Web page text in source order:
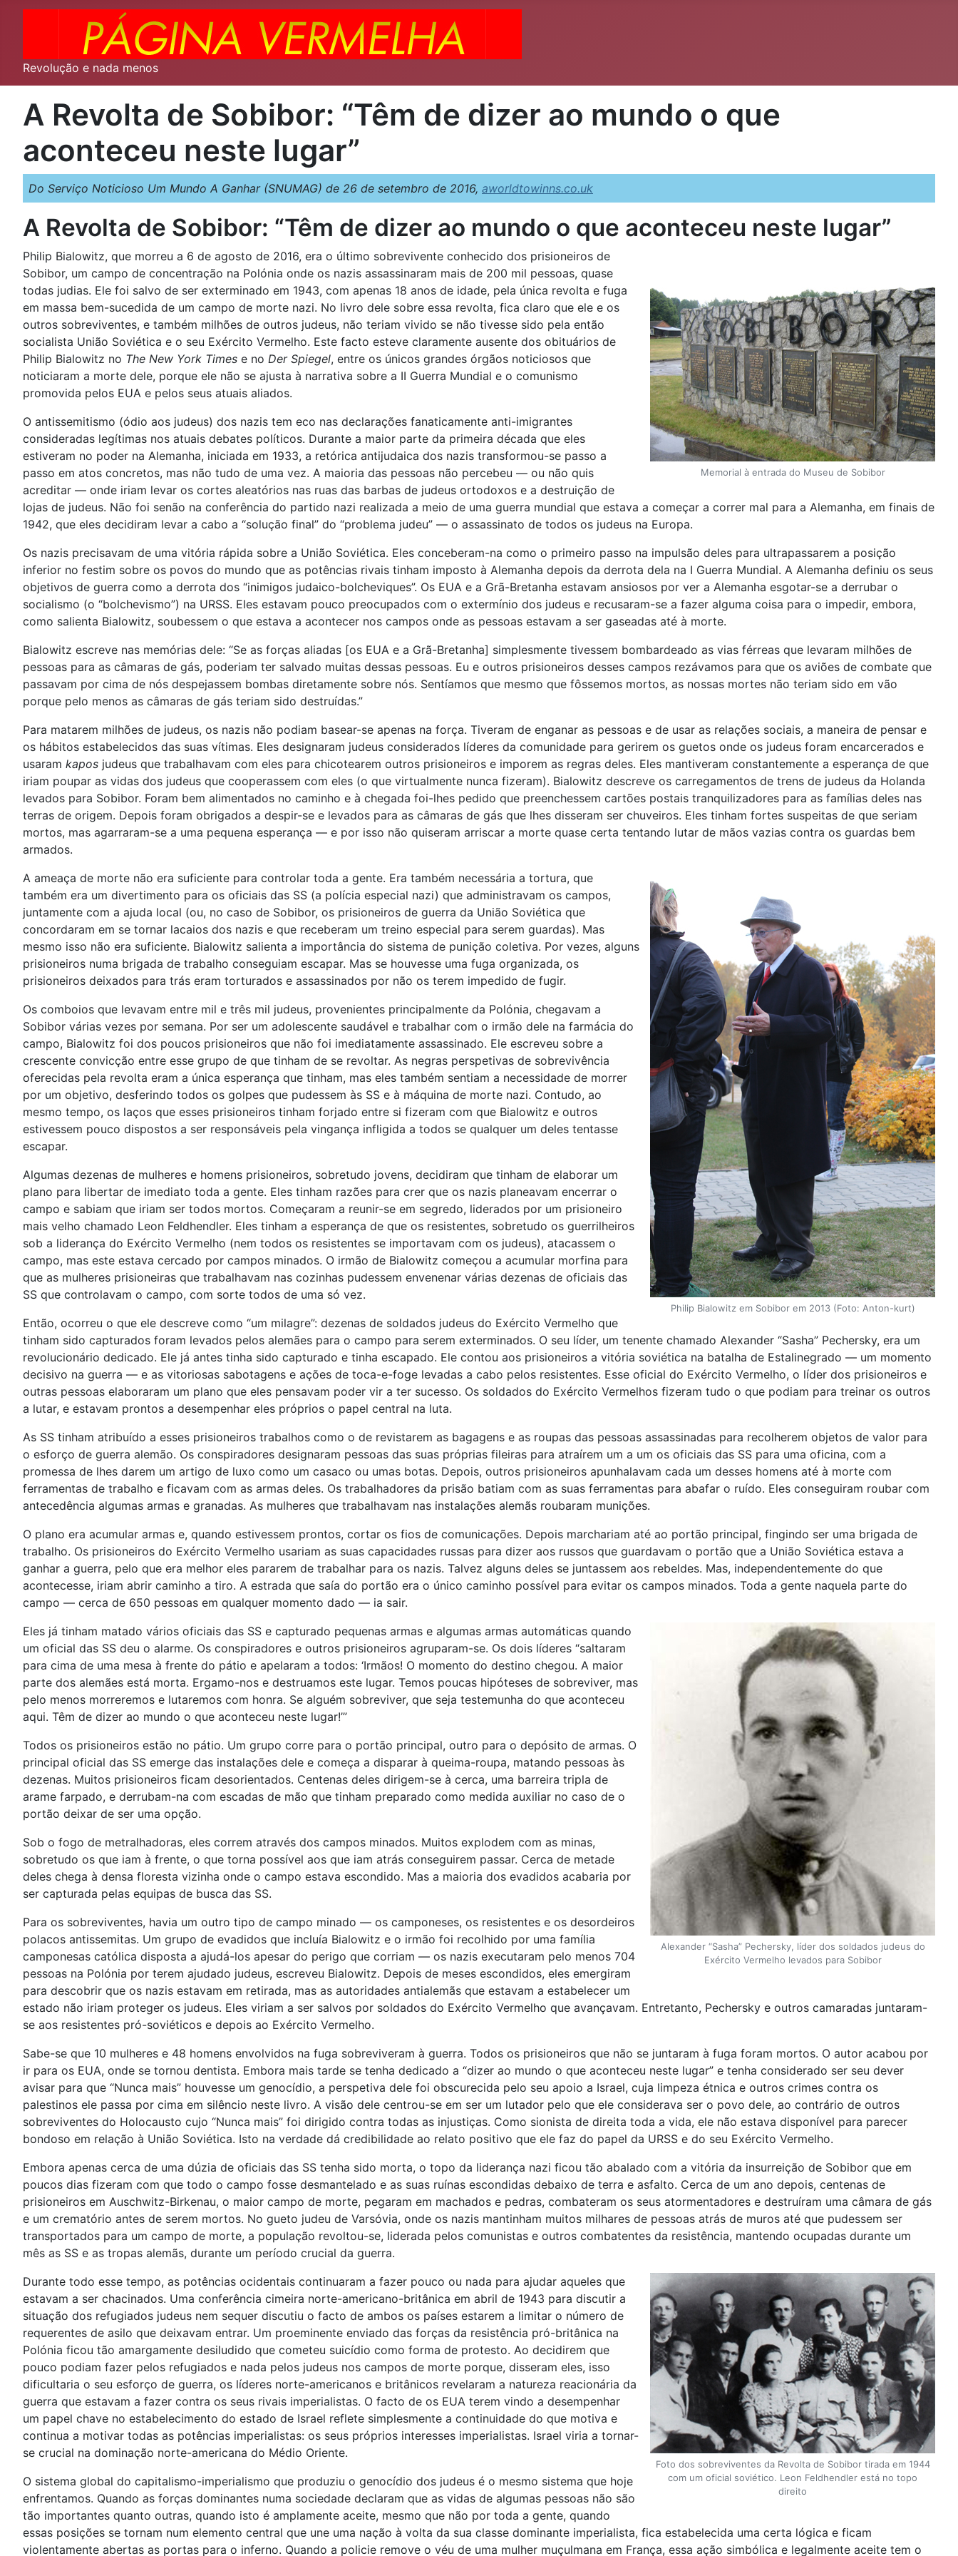
Revolução e nada menos
A Revolta de Sobibor: “Têm de dizer ao mundo o que
aconteceu neste lugar”
Do Serviço Noticioso Um Mundo A Ganhar (SNUMAG) de 26 de setembro de 2016, aworldtowinns.co.uk
A Revolta de Sobibor: “Têm de dizer ao mundo o que aconteceu neste lugar”
Memorial à entrada do Museu de Sobibor
Philip Bialowitz, que morreu a 6 de agosto de 2016, era o último sobrevivente conhecido dos prisioneiros de
Sobibor, um campo de concentração na Polónia onde os nazis assassinaram mais de 200 mil pessoas, quase
todas judias. Ele foi salvo de ser exterminado em 1943, com apenas 18 anos de idade, pela única revolta e fuga
em massa bem-sucedida de um campo de morte nazi. No livro dele sobre essa revolta, fica claro que ele e os
outros sobreviventes, e também milhões de outros judeus, não teriam vivido se não tivesse sido pela então
socialista União Soviética e o seu Exército Vermelho. Este facto esteve claramente ausente dos obituários de
Philip Bialowitz no The New York Times e no Der Spiegel, entre os únicos grandes órgãos noticiosos que
noticiaram a morte dele, porque ele não se ajusta à narrativa sobre a II Guerra Mundial e o comunismo
promovida pelos EUA e pelos seus atuais aliados.
O antissemitismo (ódio aos judeus) dos nazis tem eco nas declarações fanaticamente anti-imigrantes
consideradas legítimas nos atuais debates políticos. Durante a maior parte da primeira década que eles
estiveram no poder na Alemanha, iniciada em 1933, a retórica antijudaica dos nazis transformou-se passo a
passo em atos concretos, mas não tudo de uma vez. A maioria das pessoas não percebeu — ou não quis
acreditar — onde iriam levar os cortes aleatórios nas ruas das barbas de judeus ortodoxos e a destruição de
lojas de judeus. Não foi senão na conferência do partido nazi realizada a meio de uma guerra mundial que estava a começar a correr mal para a Alemanha, em finais de
1942, que eles decidiram levar a cabo a “solução final” do “problema judeu” — o assassinato de todos os judeus na Europa.
Os nazis precisavam de uma vitória rápida sobre a União Soviética. Eles conceberam-na como o primeiro passo na impulsão deles para ultrapassarem a posição
inferior no festim sobre os povos do mundo que as potências rivais tinham imposto à Alemanha depois da derrota dela na I Guerra Mundial. A Alemanha definiu os seus
objetivos de guerra como a derrota dos “inimigos judaico-bolcheviques”. Os EUA e a Grã-Bretanha estavam ansiosos por ver a Alemanha esgotar-se a derrubar o
socialismo (o “bolchevismo”) na URSS. Eles estavam pouco preocupados com o extermínio dos judeus e recusaram-se a fazer alguma coisa para o impedir, embora,
como salienta Bialowitz, soubessem o que estava a acontecer nos campos onde as pessoas estavam a ser gaseadas até à morte.
Bialowitz escreve nas memórias dele: “Se as forças aliadas [os EUA e a Grã-Bretanha] simplesmente tivessem bombardeado as vias férreas que levaram milhões de
pessoas para as câmaras de gás, poderiam ter salvado muitas dessas pessoas. Eu e outros prisioneiros desses campos rezávamos para que os aviões de combate que
passavam por cima de nós despejassem bombas diretamente sobre nós. Sentíamos que mesmo que fôssemos mortos, as nossas mortes não teriam sido em vão
porque pelo menos as câmaras de gás teriam sido destruídas.”
Para matarem milhões de judeus, os nazis não podiam basear-se apenas na força. Tiveram de enganar as pessoas e de usar as relações sociais, a maneira de pensar e
os hábitos estabelecidos das suas vítimas. Eles designaram judeus considerados líderes da comunidade para gerirem os guetos onde os judeus foram encarcerados e
usaram kapos judeus que trabalhavam com eles para chicotearem outros prisioneiros e imporem as regras deles. Eles mantiveram constantemente a esperança de que
iriam poupar as vidas dos judeus que cooperassem com eles (o que virtualmente nunca fizeram). Bialowitz descreve os carregamentos de trens de judeus da Holanda
levados para Sobibor. Foram bem alimentados no caminho e à chegada foi-lhes pedido que preenchessem cartões postais tranquilizadores para as famílias deles nas
terras de origem. Depois foram obrigados a despir-se e levados para as câmaras de gás que lhes disseram ser chuveiros. Eles tinham fortes suspeitas de que seriam
mortos, mas agarraram-se a uma pequena esperança — e por isso não quiseram arriscar a morte quase certa tentando lutar de mãos vazias contra os guardas bem
armados.
Philip Bialowitz em Sobibor em 2013 (Foto: Anton-kurt)
A ameaça de morte não era suficiente para controlar toda a gente. Era também necessária a tortura, que
também era um divertimento para os oficiais das SS (a polícia especial nazi) que administravam os campos,
juntamente com a ajuda local (ou, no caso de Sobibor, os prisioneiros de guerra da União Soviética que
concordaram em se tornar lacaios dos nazis e que receberam um treino especial para serem guardas). Mas
mesmo isso não era suficiente. Bialowitz salienta a importância do sistema de punição coletiva. Por vezes, alguns
prisioneiros numa brigada de trabalho conseguiam escapar. Mas se houvesse uma fuga organizada, os
prisioneiros deixados para trás eram torturados e assassinados por não os terem impedido de fugir.
Os comboios que levavam entre mil e três mil judeus, provenientes principalmente da Polónia, chegavam a
Sobibor várias vezes por semana. Por ser um adolescente saudável e trabalhar com o irmão dele na farmácia do
campo, Bialowitz foi dos poucos prisioneiros que não foi imediatamente assassinado. Ele escreveu sobre a
crescente convicção entre esse grupo de que tinham de se revoltar. As negras perspetivas de sobrevivência
oferecidas pela revolta eram a única esperança que tinham, mas eles também sentiam a necessidade de morrer
por um objetivo, desferindo todos os golpes que pudessem às SS e à máquina de morte nazi. Contudo, ao
mesmo tempo, os laços que esses prisioneiros tinham forjado entre si fizeram com que Bialowitz e outros
estivessem pouco dispostos a ser responsáveis pela vingança infligida a todos se qualquer um deles tentasse
escapar.
Algumas dezenas de mulheres e homens prisioneiros, sobretudo jovens, decidiram que tinham de elaborar um
plano para libertar de imediato toda a gente. Eles tinham razões para crer que os nazis planeavam encerrar o
campo e sabiam que iriam ser todos mortos. Começaram a reunir-se em segredo, liderados por um prisioneiro
mais velho chamado Leon Feldhendler. Eles tinham a esperança de que os resistentes, sobretudo os guerrilheiros
sob a liderança do Exército Vermelho (nem todos os resistentes se importavam com os judeus), atacassem o
campo, mas este estava cercado por campos minados. O irmão de Bialowitz começou a acumular morfina para
que as mulheres prisioneiras que trabalhavam nas cozinhas pudessem envenenar várias dezenas de oficiais das
SS que controlavam o campo, com sorte todos de uma só vez.
Então, ocorreu o que ele descreve como “um milagre”: dezenas de soldados judeus do Exército Vermelho que
tinham sido capturados foram levados pelos alemães para o campo para serem exterminados. O seu líder, um tenente chamado Alexander “Sasha” Pechersky, era um
revolucionário dedicado. Ele já antes tinha sido capturado e tinha escapado. Ele contou aos prisioneiros a vitória soviética na batalha de Estalinegrado — um momento
decisivo na guerra — e as vitoriosas sabotagens e ações de toca-e-foge levadas a cabo pelos resistentes. Esse oficial do Exército Vermelho, o líder dos prisioneiros e
outras pessoas elaboraram um plano que eles pensavam poder vir a ter sucesso. Os soldados do Exército Vermelhos fizeram tudo o que podiam para treinar os outros
a lutar, e estavam prontos a desempenhar eles próprios o papel central na luta.
As SS tinham atribuído a esses prisioneiros trabalhos como o de revistarem as bagagens e as roupas das pessoas assassinadas para recolherem objetos de valor para
o esforço de guerra alemão. Os conspiradores designaram pessoas das suas próprias fileiras para atraírem um a um os oficiais das SS para uma oficina, com a
promessa de lhes darem um artigo de luxo como um casaco ou umas botas. Depois, outros prisioneiros apunhalavam cada um desses homens até à morte com
ferramentas de trabalho e ficavam com as armas deles. Os trabalhadores da prisão batiam com as suas ferramentas para abafar o ruído. Eles conseguiram roubar com
antecedência algumas armas e granadas. As mulheres que trabalhavam nas instalações alemãs roubaram munições.
O plano era acumular armas e, quando estivessem prontos, cortar os fios de comunicações. Depois marchariam até ao portão principal, fingindo ser uma brigada de
trabalho. Os prisioneiros do Exército Vermelho usariam as suas capacidades russas para dizer aos russos que guardavam o portão que a União Soviética estava a
ganhar a guerra, pelo que era melhor eles pararem de trabalhar para os nazis. Talvez alguns deles se juntassem aos rebeldes. Mas, independentemente do que
acontecesse, iriam abrir caminho a tiro. A estrada que saía do portão era o único caminho possível para evitar os campos minados. Toda a gente naquela parte do
campo — cerca de 650 pessoas em qualquer momento dado — ia sair.
Alexander “Sasha” Pechersky, líder dos soldados judeus do
Exército Vermelho levados para Sobibor
Eles já tinham matado vários oficiais das SS e capturado pequenas armas e algumas armas automáticas quando
um oficial das SS deu o alarme. Os conspiradores e outros prisioneiros agruparam-se. Os dois líderes “saltaram
para cima de uma mesa à frente do pátio e apelaram a todos: ‘Irmãos! O momento do destino chegou. A maior
parte dos alemães está morta. Ergamo-nos e destruamos este lugar. Temos poucas hipóteses de sobreviver, mas
pelo menos morreremos e lutaremos com honra. Se alguém sobreviver, que seja testemunha do que aconteceu
aqui. Têm de dizer ao mundo o que aconteceu neste lugar!’”
Todos os prisioneiros estão no pátio. Um grupo corre para o portão principal, outro para o depósito de armas. O
principal oficial das SS emerge das instalações dele e começa a disparar à queima-roupa, matando pessoas às
dezenas. Muitos prisioneiros ficam desorientados. Centenas deles dirigem-se à cerca, uma barreira tripla de
arame farpado, e derrubam-na com escadas de mão que tinham preparado como medida auxiliar no caso de o
portão deixar de ser uma opção.
Sob o fogo de metralhadoras, eles correm através dos campos minados. Muitos explodem com as minas,
sobretudo os que iam à frente, o que torna possível aos que iam atrás conseguirem passar. Cerca de metade
deles chega à densa floresta vizinha onde o campo estava escondido. Mas a maioria dos evadidos acabaria por
ser capturada pelas equipas de busca das SS.
Para os sobreviventes, havia um outro tipo de campo minado — os camponeses, os resistentes e os desordeiros
polacos antissemitas. Um grupo de evadidos que incluía Bialowitz e o irmão foi recolhido por uma família
camponesas católica disposta a ajudá-los apesar do perigo que corriam — os nazis executaram pelo menos 704
pessoas na Polónia por terem ajudado judeus, escreveu Bialowitz. Depois de meses escondidos, eles emergiram
para descobrir que os nazis estavam em retirada, mas as autoridades antialemãs que estavam a estabelecer um
estado não iriam proteger os judeus. Eles viriam a ser salvos por soldados do Exército Vermelho que avançavam. Entretanto, Pechersky e outros camaradas juntaram-
se aos resistentes pró-soviéticos e depois ao Exército Vermelho.
Sabe-se que 10 mulheres e 48 homens envolvidos na fuga sobreviveram à guerra. Todos os prisioneiros que não se juntaram à fuga foram mortos. O autor acabou por
ir para os EUA, onde se tornou dentista. Embora mais tarde se tenha dedicado a “dizer ao mundo o que aconteceu neste lugar” e tenha considerado ser seu dever
avisar para que “Nunca mais” houvesse um genocídio, a perspetiva dele foi obscurecida pelo seu apoio a Israel, cuja limpeza étnica e outros crimes contra os
palestinos ele passa por cima em silêncio neste livro. A visão dele centrou-se em ser um lutador pelo que ele considerava ser o povo dele, ao contrário de outros
sobreviventes do Holocausto cujo “Nunca mais” foi dirigido contra todas as injustiças. Como sionista de direita toda a vida, ele não estava disponível para parecer
bondoso em relação à União Soviética. Isto na verdade dá credibilidade ao relato positivo que ele faz do papel da URSS e do seu Exército Vermelho.
Embora apenas cerca de uma dúzia de oficiais das SS tenha sido morta, o topo da liderança nazi ficou tão abalado com a vitória da insurreição de Sobibor que em
poucos dias fizeram com que todo o campo fosse desmantelado e as suas ruínas escondidas debaixo de terra e asfalto. Cerca de um ano depois, centenas de
prisioneiros em Auschwitz-Birkenau, o maior campo de morte, pegaram em machados e pedras, combateram os seus atormentadores e destruíram uma câmara de gás
e um crematório antes de serem mortos. No gueto judeu de Varsóvia, onde os nazis mantinham muitos milhares de pessoas atrás de muros até que pudessem ser
transportados para um campo de morte, a população revoltou-se, liderada pelos comunistas e outros combatentes da resistência, mantendo ocupadas durante um
mês as SS e as tropas alemãs, durante um período crucial da guerra.
Foto dos sobreviventes da Revolta de Sobibor tirada em 1944
com um oficial soviético. Leon Feldhendler está no topo
direito
Durante todo esse tempo, as potências ocidentais continuaram a fazer pouco ou nada para ajudar aqueles que
estavam a ser chacinados. Uma conferência cimeira norte-americano-britânica em abril de 1943 para discutir a
situação dos refugiados judeus nem sequer discutiu o facto de ambos os países estarem a limitar o número de
requerentes de asilo que deixavam entrar. Um proeminente enviado das forças da resistência pró-britânica na
Polónia ficou tão amargamente desiludido que cometeu suicídio como forma de protesto. Ao decidirem que
pouco podiam fazer pelos refugiados e nada pelos judeus nos campos de morte porque, disseram eles, isso
dificultaria o seu esforço de guerra, os líderes norte-americanos e britânicos revelaram a natureza reacionária da
guerra que estavam a fazer contra os seus rivais imperialistas. O facto de os EUA terem vindo a desempenhar
um papel chave no estabelecimento do estado de Israel reflete simplesmente a continuidade do que motiva e
continua a motivar todas as potências imperialistas: os seus próprios interesses imperialistas. Israel viria a tornar-
se crucial na dominação norte-americana do Médio Oriente.
O sistema global do capitalismo-imperialismo que produziu o genocídio dos judeus é o mesmo sistema que hoje
enfrentamos. Quando as forças dominantes numa sociedade declaram que as vidas de algumas pessoas não são
tão importantes quanto outras, quando isto é amplamente aceite, mesmo que não por toda a gente, quando
essas posições se tornam num elemento central que une uma nação à volta da sua classe dominante imperialista, fica estabelecida uma certa lógica e ficam
violentamente abertas as portas para o inferno. Quando a policie remove o véu de uma mulher muçulmana em França, essa ação simbólica e legalmente aceite tem o